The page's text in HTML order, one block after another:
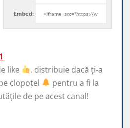
Embed:
like
, distribuie dacă ți-a
clopoțel
pentru a fi la
de pe acest canal!